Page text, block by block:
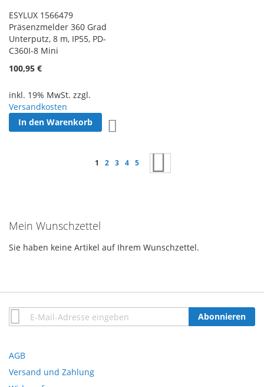
ESYLUX 1566479
Präsenzmelder 360 Grad
Unterputz, 8 m, IP55, PD-
C360I-8 Mini
100,95 €
inkl. 19% MwSt. zzgl.
Versandkosten
In den Warenkorb
Seite
Sie lesen gerade Seite
1 Seite
2 Seite
3 Seite
4 Seite
5
Mein Wunschzettel
Sie haben keine Artikel auf Ihrem Wunschzettel.
Anmeldung
zum
Abonnieren
AGB
Versand und Zahlung